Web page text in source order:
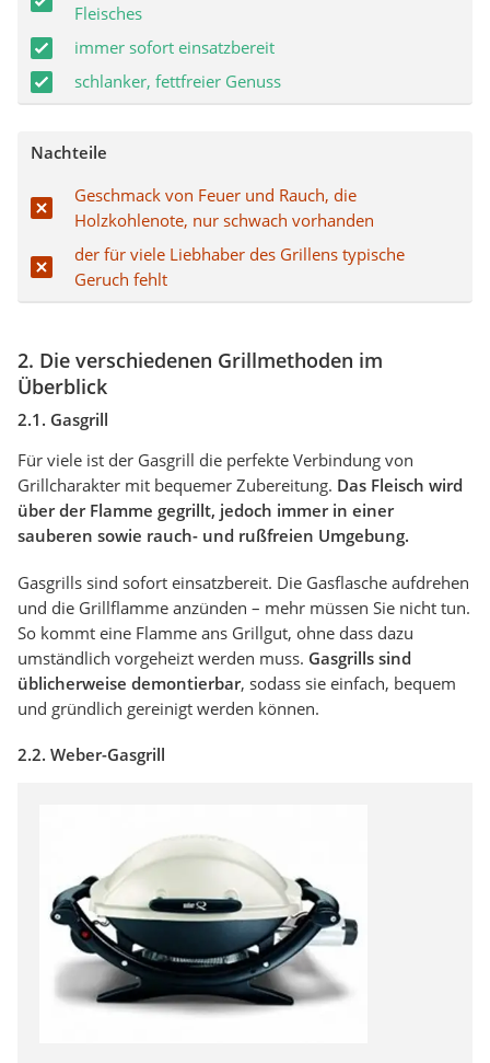
Fleisches
immer sofort einsatzbereit
schlanker, fettfreier Genuss
Nachteile
Geschmack von Feuer und Rauch, die
Holzkohlenote, nur schwach vorhanden
der für viele Liebhaber des Grillens typische
Geruch fehlt
2. Die verschiedenen Grillmethoden im
Überblick
2.1. Gasgrill
Für viele ist der Gasgrill die perfekte Verbindung von
Grillcharakter mit bequemer Zubereitung. Das Fleisch wird
über der Flamme gegrillt, jedoch immer in einer
sauberen sowie rauch- und rußfreien Umgebung.
Gasgrills sind sofort einsatzbereit. Die Gasflasche aufdrehen
und die Grillflamme anzünden – mehr müssen Sie nicht tun.
So kommt eine Flamme ans Grillgut, ohne dass dazu
umständlich vorgeheizt werden muss. Gasgrills sind
üblicherweise demontierbar, sodass sie einfach, bequem
und gründlich gereinigt werden können.
2.2. Weber-Gasgrill